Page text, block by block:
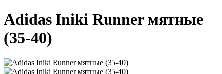
Adidas Iniki Runner мятные
(35-40)